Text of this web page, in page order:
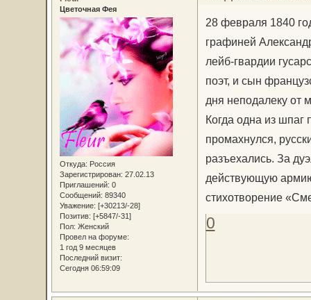
Цветочная Фея
Откуда: Россия
Зарегистрирован: 27.02.13
Приглашений: 0
Сообщений: 89340
Уважение: [+30213/-28]
Позитив: [+5847/-31]
Пол: Женский
Провел на форуме:
1 год 9 месяцев
Последний визит:
Сегодня 06:59:09
28 февраля 1840
графиней
лейб-гвардии
поэт, и сын
дня неподалеку от
Когда одна из
промахнулся,
разъехались. За
действующую
стихотворение
0